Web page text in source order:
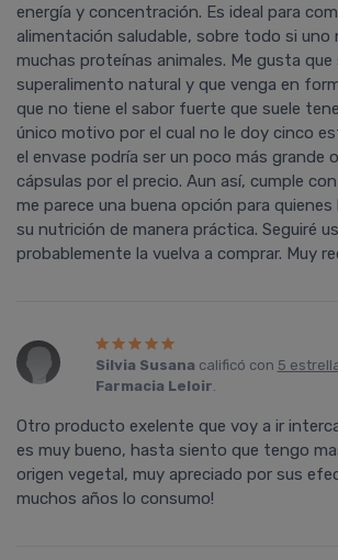
energía y concentración. Es ideal para
alimentación saludable, sobre todo si uno
muchas proteínas animales. Me gusta que
superalimento natural y que venga en
que no tiene el sabor fuerte que suele
único motivo por el cual no le doy cinco
el envase podría ser un poco más grande
cápsulas por el precio. Aun así, cumple
me parece una buena opción para
su nutrición de manera práctica. Seguiré
probablemente la vuelva a comprar. Muy
Silvia Susana calificó con 5
Farmacia Leloir.
Otro producto exelente que voy a ir
es muy bueno, hasta siento que tengo
origen vegetal, muy apreciado por sus
muchos años lo consumo!